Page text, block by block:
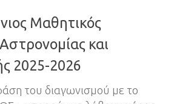
Μαθητικός
και
2025-2026
του διαγωνισμού με το